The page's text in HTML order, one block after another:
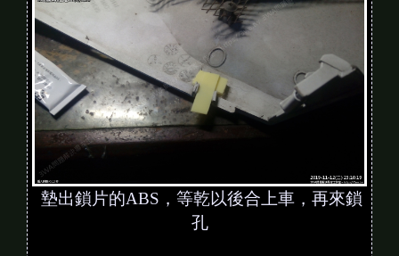
墊出鎖片的ABS，等乾以後合上車，再來鎖
孔